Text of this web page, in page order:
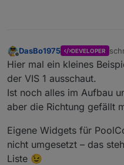
DasBo1975 DEVELOPER
Hier mal ein kleines
der VIS 1 ausschaut.
Ist noch alles im Aufbau
aber die Richtung gefällt
Eigene Widgets für
nicht umgesetzt – das
Liste 😉